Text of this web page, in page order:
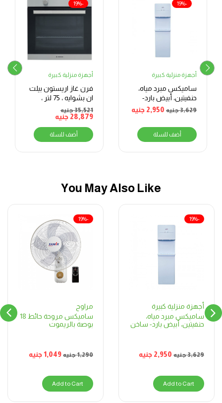
-19%
أجهزة منزلية كبيرة
ساميكس مبرد مياه،
حنفيتين، أبيض بارد-
ساخن
3,629جنيه 2,950 جنيه
أضف للسلة
-19%
أجهزة منزلية كبيرة
فرن غاز اريستون بيلت
ان بشوايه ، 75 لتر ،
فضي – GA3 124 IX A1
35,521جنيه
28,879 جنيه
أضف للسلة
You May Also Like
أجهزة منزلية كبيرة
ساميكس مبرد مياه،
حنفيتين، أبيض بارد- ساخن
3,629جنيه 2,950 جنيه
-19%
Add to Cart
مراوح
ساميكس مروحة حائط 18
بوصة بالريموت
1,290جنيه 1,049جنيه
-19%
Add to Cart